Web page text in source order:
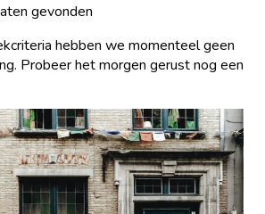
gevonden
hebben we momenteel geen
Probeer het morgen gerust nog een